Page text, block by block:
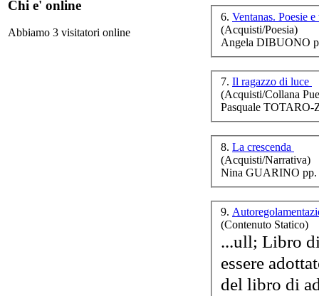
tra
Chi e' online
Abbiamo 3 visitatori online
6. Ventanas. Poesie
(Acquisti/Poesia)
Angela DIBUONO
7. Il ragazzo di luce
(Acquisti/Collana
Pasquale
8. La crescenda
(Acquisti/Narrativa)
Nina GUARINO pp.
9.
(Contenuto Statico)
...ull; Libro di adozione è ogni libro proposto dall’editore per
essere
del libro di